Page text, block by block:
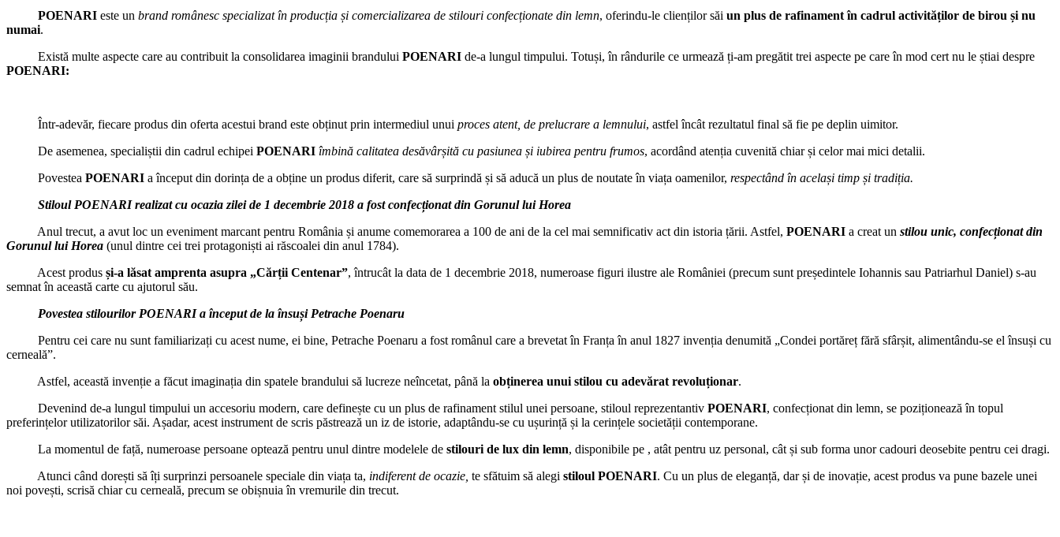
POENARI este un brand românesc specializat în producția și comercializarea de stilouri confecționate din lemn, oferindu-le clienților săi un plus de rafinament în cadrul activităților de birou și nu
numai.
Există multe aspecte care au contribuit la consolidarea imaginii brandului POENARI de-a lungul timpului. Totuși, în rândurile ce urmează ți-am pregătit trei aspecte pe care în mod cert nu le știai despre
POENARI:
Într-adevăr, fiecare produs din oferta acestui brand este obținut prin intermediul unui proces atent, de prelucrare a lemnului, astfel încât rezultatul final să fie pe deplin uimitor.
De asemenea, specialiștii din cadrul echipei POENARI îmbină calitatea desăvârșită cu pasiunea și iubirea pentru frumos, acordând atenția cuvenită chiar și celor mai mici detalii.
Povestea POENARI a început din dorința de a obține un produs diferit, care să surprindă și să aducă un plus de noutate în viața oamenilor, respectând în același timp și tradiția.
Stiloul POENARI realizat cu ocazia zilei de 1 decembrie 2018 a fost confecționat din Gorunul lui Horea
Anul trecut, a avut loc un eveniment marcant pentru România și anume comemorarea a 100 de ani de la cel mai semnificativ act din istoria țării. Astfel, POENARI a creat un stilou unic, confecționat din
Gorunul lui Horea (unul dintre cei trei protagoniști ai răscoalei din anul 1784).
Acest produs și-a lăsat amprenta asupra „Cărții Centenar”, întrucât la data de 1 decembrie 2018, numeroase figuri ilustre ale României (precum sunt președintele Iohannis sau Patriarhul Daniel) s-au
semnat în această carte cu ajutorul său.
Povestea stilourilor POENARI a început de la însuși Petrache Poenaru
Pentru cei care nu sunt familiarizați cu acest nume, ei bine, Petrache Poenaru a fost românul care a brevetat în Franța în anul 1827 invenția denumită „Condei portăreț fără sfârșit, alimentându-se el însuși cu
cerneală”.
Astfel, această invenție a făcut imaginația din spatele brandului să lucreze neîncetat, până la obținerea unui stilou cu adevărat revoluționar.
Devenind de-a lungul timpului un accesoriu modern, care definește cu un plus de rafinament stilul unei persoane, stiloul reprezentantiv POENARI, confecționat din lemn, se poziționează în topul
preferințelor utilizatorilor săi. Așadar, acest instrument de scris păstrează un iz de istorie, adaptându-se cu ușurință și la cerințele societății contemporane.
La momentul de față, numeroase persoane optează pentru unul dintre modelele de stilouri de lux din lemn, disponibile pe , atât pentru uz personal, cât și sub forma unor cadouri deosebite pentru cei dragi.
Atunci când dorești să îți surprinzi persoanele speciale din viața ta, indiferent de ocazie, te sfătuim să alegi stiloul POENARI. Cu un plus de eleganță, dar și de inovație, acest produs va pune bazele unei
noi povești, scrisă chiar cu cerneală, precum se obișnuia în vremurile din trecut.